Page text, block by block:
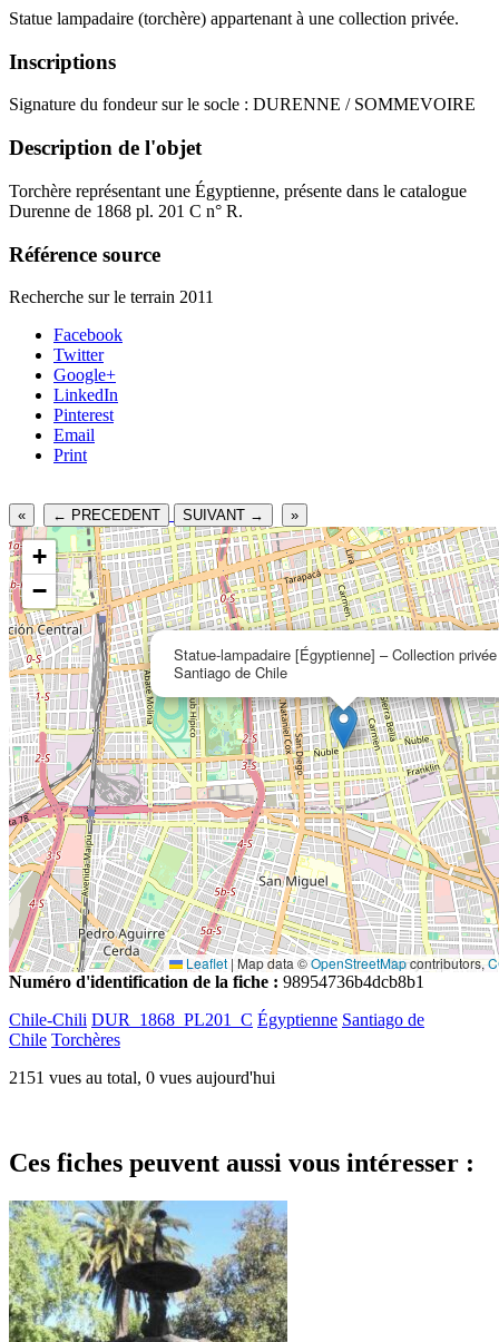
Statue lampadaire (torchère) appartenant à une collection privée.
Inscriptions
Signature du fondeur sur le socle : DURENNE / SOMMEVOIRE
Description de l'objet
Torchère représentant une Égyptienne, présente dans le catalogue
Durenne de 1868 pl. 201 C n° R.
Référence source
Recherche sur le terrain 2011
Facebook
Twitter
Google+
LinkedIn
Pinterest
Email
Print
« ← PRECEDENT SUIVANT → »
Statue-lampadaire [Égyptienne] – Collection
Santiago de Chile
+
−
Leaflet | Map data ©OpenStreetMapcontributors,
Numéro d'identification de la fiche : 98954736b4dcb8b1
Chile-Chili DUR_1868_PL201_C Égyptienne Santiago de
Chile Torchères
2151 vues au total, 0 vues aujourd'hui
Ces fiches peuvent aussi vous intéresser :